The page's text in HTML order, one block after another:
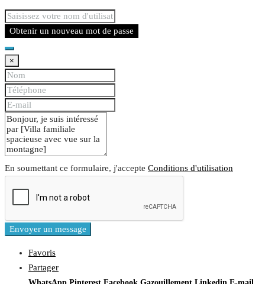
Obtenir un nouveau mot de passe
×
En soumettant ce formulaire, j'accepte Conditions d'utilisation
Envoyer un message
Favoris
Partager